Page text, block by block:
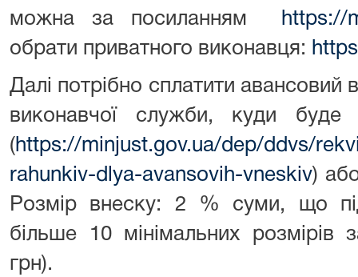
можна за посиланням
https://
обрати приватного виконавця:
Далі потрібно сплатити авансовий
виконавчої служби, куди буде
(https://minjust.gov.ua/dep/ddvs/
rahunkiv-dlya-avansovih-vneskiv)
Розмір внеску: 2 % суми, що
більше 10 мінімальних розмірів
грн).